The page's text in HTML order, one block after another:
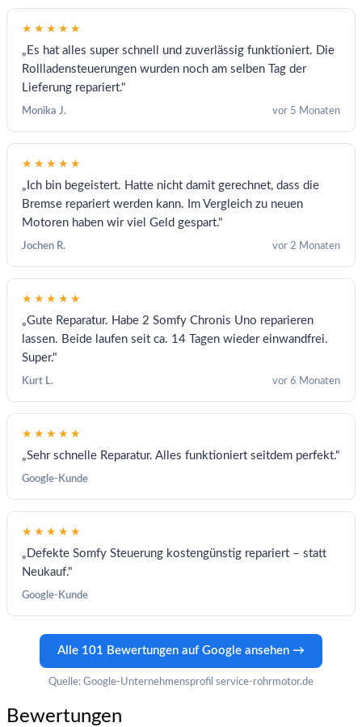
★★★★★
„Es hat alles super schnell und zuverlässig funktioniert. Die
Rollladensteuerungen wurden noch am selben Tag der
Lieferung repariert."
Monika J. vor 5 Monaten
★★★★★
„Ich bin begeistert. Hatte nicht damit gerechnet, dass die
Bremse repariert werden kann. Im Vergleich zu neuen
Motoren haben wir viel Geld gespart."
Jochen R. vor 2 Monaten
★★★★★
„Gute Reparatur. Habe 2 Somfy Chronis Uno reparieren
lassen. Beide laufen seit ca. 14 Tagen wieder einwandfrei.
Super."
Kurt L. vor 6 Monaten
★★★★★
„Sehr schnelle Reparatur. Alles funktioniert seitdem perfekt."
Google-Kunde
★★★★★
„Defekte Somfy Steuerung kostengünstig repariert – statt
Neukauf."
Google-Kunde
Alle 101 Bewertungen auf Google ansehen →
Quelle: Google-Unternehmensprofil service-rohrmotor.de
Bewertungen